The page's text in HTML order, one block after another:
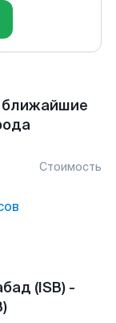
ближайшие
Стоимость
(ISB) -